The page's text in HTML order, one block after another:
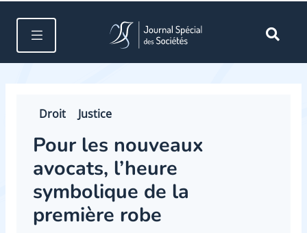
Droit Justice
Pour les nouveaux
avocats, l’heure
symbolique de la
première robe